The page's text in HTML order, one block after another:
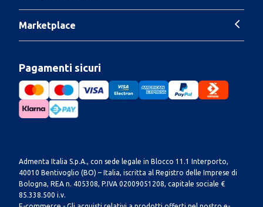
Marketplace
Pagamenti sicuri
Admenta Italia S.p.A., con sede legale in Blocco 11.1 Interporto,
40010 Bentivoglio (BO) – Italia, iscritta al Registro delle Imprese di
Bologna, REA n. 405308, P.IVA 02009051208, capitale sociale €
85.338.500 i.v.